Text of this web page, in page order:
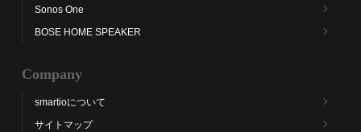
Sonos One
BOSE HOME SPEAKER
Company
smartioについて
サイトマップ